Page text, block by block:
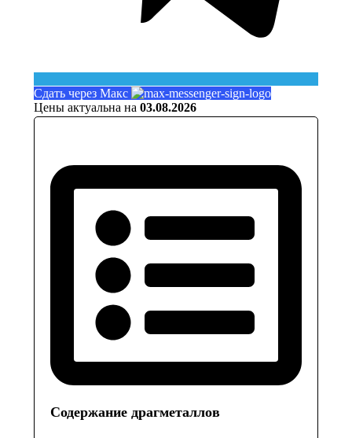
Сдать через Макс
Цены актуальна на 03.08.2026
Содержание драгметаллов